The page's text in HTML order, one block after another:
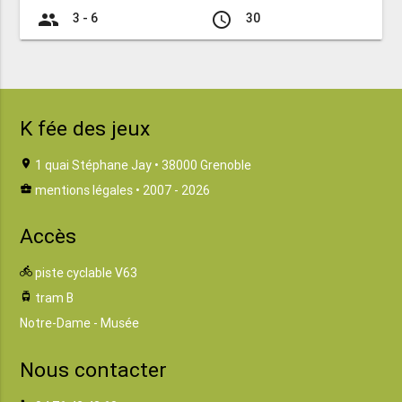
group 3 - 6 access_time 30
K fée des jeux
location_on 1 quai Stéphane Jay • 38000 Grenoble
business_center mentions légales • 2007 - 2026
Accès
directions_bike piste cyclable V63
tram tram B
Notre-Dame - Musée
Nous contacter